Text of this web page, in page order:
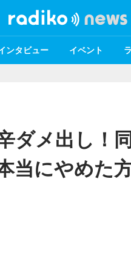
ンタビュー イベント
ダメ出し！
当にやめた